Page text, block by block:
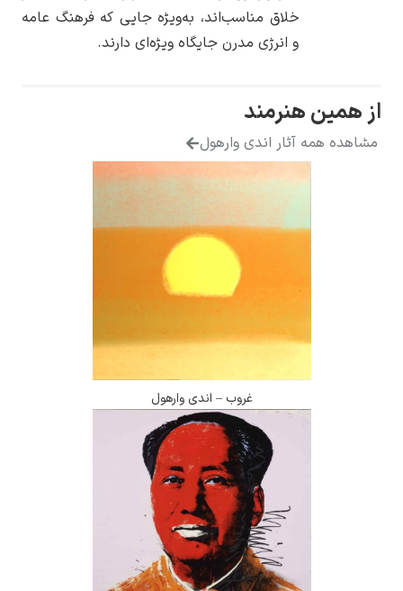
خلاق مناسب‌اند، به‌ویژه جایی که فرهنگ عامه
و انرژی مدرن جایگاه ویژه‌ای دارند.
از همین هنرمند
مشاهده همه آثار اندی وارهول
غروب – اندی وارهول